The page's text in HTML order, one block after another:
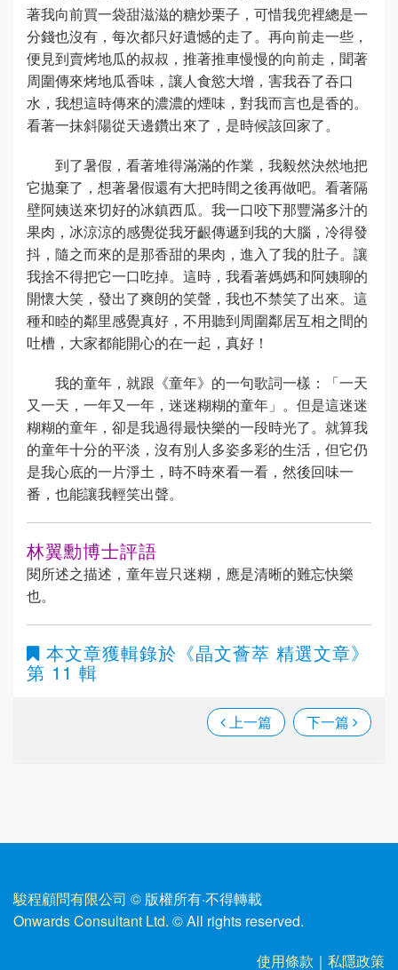
著我向前買一袋甜滋滋的糖炒栗子，可惜我兜裡總是一
分錢也沒有，每次都只好遺憾的走了。再向前走一些，
便見到賣烤地瓜的叔叔，推著推車慢慢的向前走，聞著
周圍傳來烤地瓜香味，讓人食慾大增，害我吞了吞口
水，我想這時傳來的濃濃的煙味，對我而言也是香的。
看著一抹斜陽從天邊鑽出來了，是時候該回家了。
到了暑假，看著堆得滿滿的作業，我毅然決然地把
它拋棄了，想著暑假還有大把時間之後再做吧。看著隔
壁阿姨送來切好的冰鎮西瓜。我一口咬下那豐滿多汁的
果肉，冰涼涼的感覺從我牙齦傳遞到我的大腦，冷得發
抖，隨之而來的是那香甜的果肉，進入了我的肚子。讓
我捨不得把它一口吃掉。這時，我看著媽媽和阿姨聊的
開懷大笑，發出了爽朗的笑聲，我也不禁笑了出來。這
種和睦的鄰里感覺真好，不用聽到周圍鄰居互相之間的
吐槽，大家都能開心的在一起，真好！
我的童年，就跟《童年》的一句歌詞一樣：「一天
又一天，一年又一年，迷迷糊糊的童年」。但是這迷迷
糊糊的童年，卻是我過得最快樂的一段時光了。就算我
的童年十分的平淡，沒有別人多姿多彩的生活，但它仍
是我心底的一片淨土，時不時來看一看，然後回味一
番，也能讓我輕笑出聲。
林翼勳博士評語
閱所述之描述，童年豈只迷糊，應是清晰的難忘快樂
也。
本文章獲輯錄於 《晶文薈萃 精選文章》
第 11 輯
上一篇 下一篇
駿程顧問有限公司 © 版權所有·不得轉載
Onwards Consultant Ltd. © All rights reserved.
使用條款 ｜ 私隱政策